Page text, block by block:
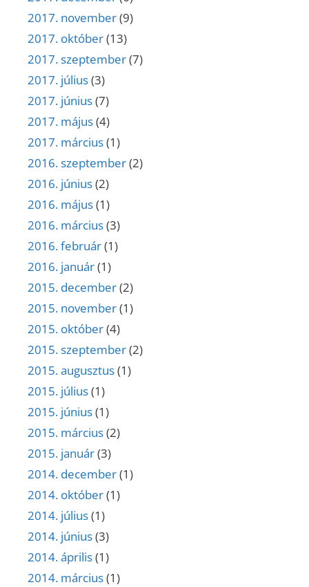
2017. november(9)
2017. október(13)
2017. szeptember(7)
2017. július(3)
2017. június(7)
2017. május(4)
2017. március(1)
2016. szeptember(2)
2016. június(2)
2016. május(1)
2016. március(3)
2016. február(1)
2016. január(1)
2015. december(2)
2015. november(1)
2015. október(4)
2015. szeptember(2)
2015. augusztus(1)
2015. július(1)
2015. június(1)
2015. március(2)
2015. január(3)
2014. december(1)
2014. október(1)
2014. július(1)
2014. június(3)
2014. április(1)
2014. március(1)